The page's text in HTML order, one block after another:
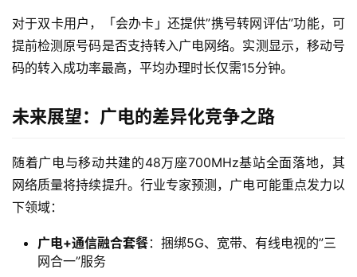
W
i
F
快
更
多
面
对于双卡用户，「会办卡」还提供”携号转网评估”功能，可
提前检测原号码是否支持转入广电网络。实测显示，移动号
码的转入成功率最高，平均办理时长仅需15分钟。
未来展望：广电的差异化竞争之路
随着广电与移动共建的48万座700MHz基站全面落地，其
网络质量将持续提升。行业专家预测，广电可能重点发力以
下领域：
广电+通信融合套餐：捆绑5G、宽带、有线电视的”三
网合一”服务